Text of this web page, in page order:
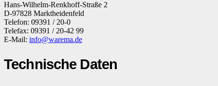
Hans-Wilhelm-Renkhoff-Straße 2
D-97828 Marktheidenfeld
Telefon: 09391 / 20-0
Telefax: 09391 / 20-42 99
E-Mail: info@warema.de
Technische Daten